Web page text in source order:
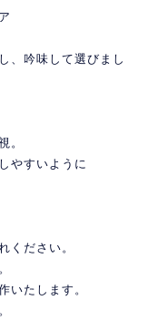
、吟味して選びまし
。
やすいように
ください。
いたします。